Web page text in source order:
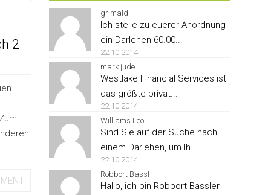
2
grimaldi
Ich stelle zu euerer Anordnung
ein Darlehen 60.00...
22.10.2014
mark jude
Westlake Financial Services ist
das größte privat...
22.10.2014
Williams Leo
Sind Sie auf der Suche nach
einem Darlehen, um Ih...
22.10.2014
Robbort Bassl
Hallo, ich bin Robbort Bassler